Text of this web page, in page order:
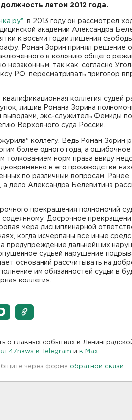
летом 2012 года.
в 2013 году он рассмотрел
академии Александра
к восьми годам лишения
Роман Зорин принял решение о
в колонию общего
незаконным, так как, согласно
РФ, пересматривать приговор
коллегия судей
лишив Романа Зорина
выводами, экс-служитель Фемиды
Верховного суда России.
коллегу. Ведь Роман Зорин
более одного года, а
толкованием норм права ввиду
в его производстве
по различным вопросам. Ранее
а дело Александра Белевитина
прекращения полномочий
содеянному. Досрочное
мера дисциплинарной
когда исчерпаны все иные
предупреждение дальнейших
судьей нарушение
оснований рассчитывать на
им обязанностей судьи в
коллегия.
о главных событиях в
47news в Telegram и в Maх
через форму обратной связи